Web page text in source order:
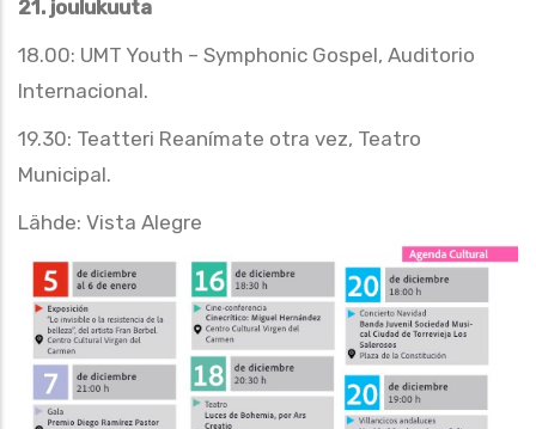
21. joulukuuta
18.00: UMT Youth – Symphonic Gospel, Auditorio
Internacional.
19.30: Teatteri Reanímate otra vez, Teatro
Municipal.
Lähde: Vista Alegre